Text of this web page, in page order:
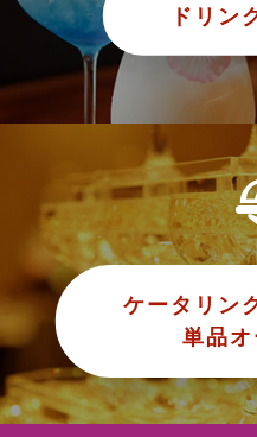
ドリン
ケータリン
単品